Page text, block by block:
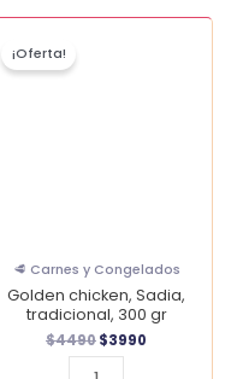
¡Oferta!
🥩 Carnes y Congelados
Golden chicken, Sadia,
tradicional, 300 gr
$4490$3990